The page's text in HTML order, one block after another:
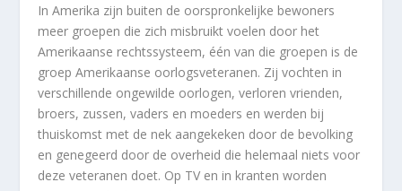
In Amerika zijn buiten de oorspronkelijke bewoners
meer groepen die zich misbruikt voelen door het
Amerikaanse rechtssysteem, één van die groepen is de
groep Amerikaanse oorlogsveteranen. Zij vochten in
verschillende ongewilde oorlogen, verloren vrienden,
broers, zussen, vaders en moeders en werden bij
thuiskomst met de nek aangekeken door de bevolking
en genegeerd door de overheid die helemaal niets voor
deze veteranen doet. Op TV en in kranten worden